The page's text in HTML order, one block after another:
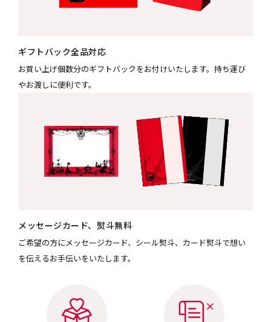
ギフトバック全品対応
お買い上げ個数分のギフトバックをお付けいたします。持ち運び
やお渡しに便利です。
メッセージカード、熨斗無料
ご希望の方にメッセージカード、シール熨斗、カード熨斗で想い
を伝えるお手伝いをいたします。